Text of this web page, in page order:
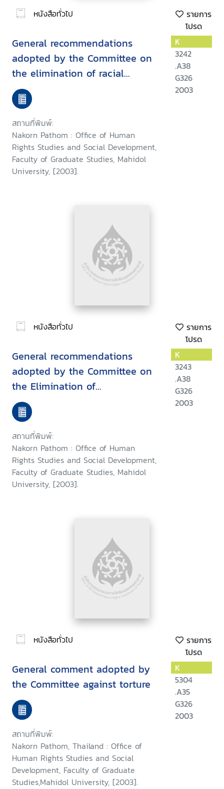
หนังสือทั่วไป
รายการ
โปรด
General recommendations
adopted by the Committee on
the elimination of racial
discrimination
สถานที่พิมพ์:
Nakorn Pathom : Office of Human
Rights Studies and Social Development,
Faculty of Graduate Studies, Mahidol
University, [2003].
K
3242
.A38
G326
2003
หนังสือทั่วไป
รายการ
โปรด
General recommendations
adopted by the Committee on
the Elimination of
Discrimination Against Women
สถานที่พิมพ์:
Nakorn Pathom : Office of Human
Rights Studies and Social Development,
Faculty of Graduate Studies, Mahidol
University, [2003].
K
3243
.A38
G326
2003
หนังสือทั่วไป
รายการ
โปรด
General comment adopted by
the Committee against torture
สถานที่พิมพ์:
Nakorn Pathom, Thailand : Office of
Human Rights Studies and Social
Development, Faculty of Graduate
Studies,Mahidol University, [2003].
K
5304
.A35
G326
2003